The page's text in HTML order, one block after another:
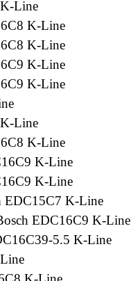
Line
K-Line
K-Line
K-Line
K-Line
Line
K-Line
K-Line
K-Line
EDC15C7 K-Line
EDC16C9 K-Line
5.5 K-Line